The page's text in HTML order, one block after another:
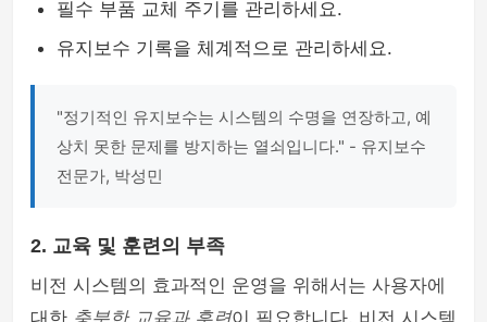
필수 부품 교체 주기를 관리하세요.
유지보수 기록을 체계적으로 관리하세요.
"정기적인 유지보수는 시스템의 수명을 연장하고, 예
상치 못한 문제를 방지하는 열쇠입니다." - 유지보수
전문가, 박성민
2. 교육 및 훈련의 부족
비전 시스템의 효과적인 운영을 위해서는 사용자에
대한 충분한 교육과 훈련이 필요합니다. 비전 시스템